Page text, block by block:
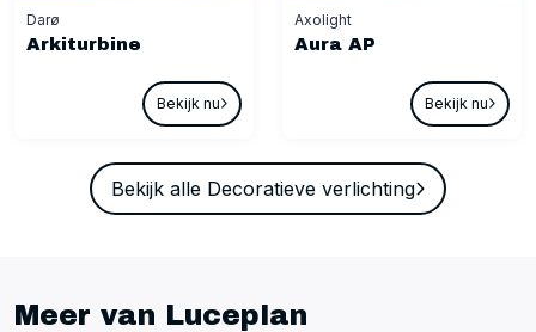
Darø
Arkiturbine
Bekijk nu
Axolight
Aura AP
Bekijk nu
Bekijk alle Decoratieve verlichting
Meer van Luceplan